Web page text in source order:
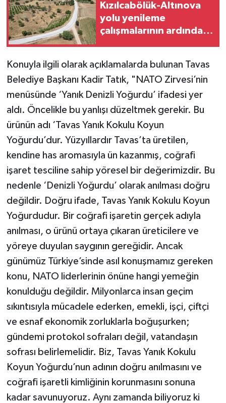
Kızılcabölük-Altınova
yolu yenileme
çalışmalarının ardından
Konuyla ilgili olarak açıklamalarda bulunan Tavas
Belediye Başkanı Kadir Tatık, "NATO Zirvesi’nin
menüsünde ‘Yanık Denizli Yoğurdu’ ifadesi yer
aldı. Öncelikle bu yanlışı düzeltmek gerekir. Bu
ürünün adı ‘Tavas Yanık Kokulu Koyun
Yoğurdu’dur. Yüzyıllardır Tavas’ta üretilen,
kendine has aromasıyla ün kazanmış, coğrafi
işaret tesciline sahip yöresel bir değerimizdir. Bu
nedenle ‘Denizli Yoğurdu’ olarak anılması doğru
değildir. Doğru ifade, Tavas Yanık Kokulu Koyun
Yoğurdudur. Bir coğrafi işaretin gerçek adıyla
anılması, o ürünü ortaya çıkaran üreticilere ve
yöreye duyulan saygının gereğidir. Ancak
günümüz Türkiye’sinde asıl konuşmamız gereken
konu, NATO liderlerinin önüne hangi yemeğin
konulduğu değildir. Milyonlarca insan geçim
sıkıntısıyla mücadele ederken, emekli, işçi, çiftçi
ve esnaf ekonomik zorluklarla boğuşurken;
gündemi protokol sofraları değil, vatandaşın
sofrası belirlemelidir. Biz, Tavas Yanık Kokulu
Koyun Yoğurdu’nun adının doğru anılmasını ve
coğrafi işaretli kimliğinin korunmasını sonuna
kadar savunuyoruz. Aynı zamanda biliyoruz ki